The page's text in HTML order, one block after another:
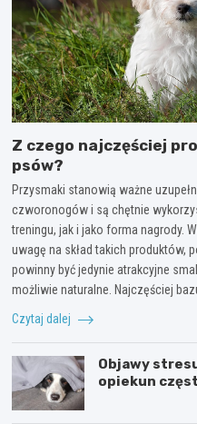
Z czego najczęściej
psów?
Przysmaki stanowią ważne
czworonogów i są chętnie
treningu, jak i jako forma nagrody.
uwagę na skład takich produktów,
powinny być jedynie atrakcyjne
możliwie naturalne. Najczęściej
Czytaj dalej
Objawy
opiekun